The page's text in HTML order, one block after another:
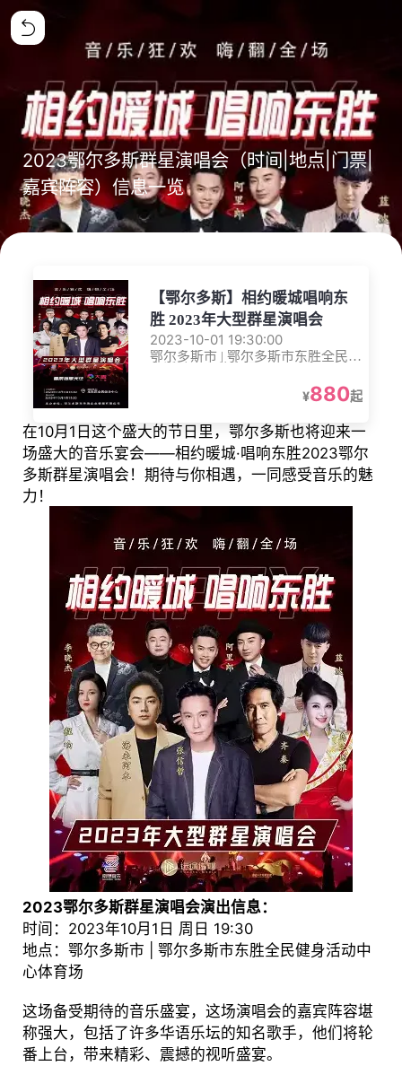
2023鄂尔多斯群星演唱会（时间|地点|门票|
嘉宾阵容）信息一览
【鄂尔多斯】相约暖城唱响东
胜 2023年大型群星演唱会
2023-10-01 19:30:00
鄂尔多斯市 | 鄂尔多斯市东胜全民健
¥880起
在10月1日这个盛大的节日里，鄂尔多斯也将迎来一
场盛大的音乐宴会——相约暖城·唱响东胜2023鄂尔
多斯群星演唱会！期待与你相遇，一同感受音乐的魅
力！
2023鄂尔多斯群星演唱会演出信息：
时间：2023年10月1日 周日 19:30
地点：鄂尔多斯市 | 鄂尔多斯市东胜全民健身活动中
心体育场
这场备受期待的音乐盛宴，这场演唱会的嘉宾阵容堪
称强大，包括了许多华语乐坛的知名歌手，他们将轮
番上台，带来精彩、震撼的视听盛宴。